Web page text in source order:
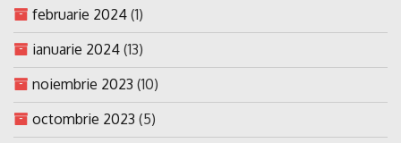
februarie 2024 (1)
ianuarie 2024 (13)
noiembrie 2023 (10)
octombrie 2023 (5)